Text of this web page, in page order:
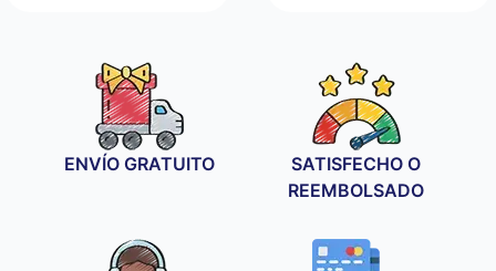
ENVÍO GRATUITO
SATISFECHO O
REEMBOLSADO